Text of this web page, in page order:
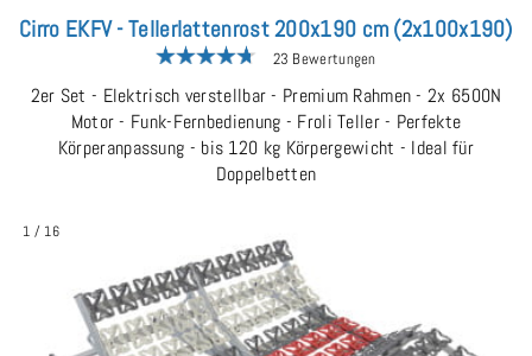
Cirro EKFV - Tellerlattenrost 200x190 cm (2x100x190)
23 Bewertungen
2er Set - Elektrisch verstellbar - Premium Rahmen - 2x 6500N
Motor - Funk-Fernbedienung - Froli Teller - Perfekte
Körperanpassung - bis 120 kg Körpergewicht - Ideal für
Doppelbetten
1 / 16